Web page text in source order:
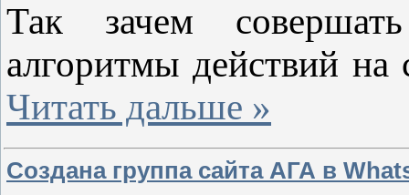
Так зачем
алгоритмы действий
Читать дальше »
Создана группа сайта АГА в